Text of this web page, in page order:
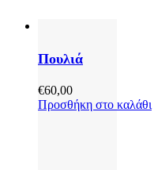
Πουλιά
€60,00
Προσθήκη στο καλάθι